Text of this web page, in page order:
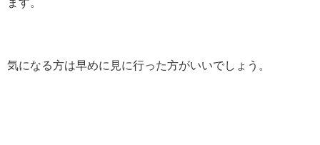
気になる方は早めに見に行った方がいいでしょう。